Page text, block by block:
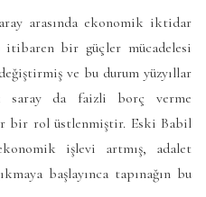
arasında ekonomik iktidar
itibaren bir güçler mücadelesi
ve bu durum yüzyıllar
saray da faizli borç verme
bir rol üstlenmiştir. Eski Babil
işlevi artmış, adalet
başlayınca tapınağın bu